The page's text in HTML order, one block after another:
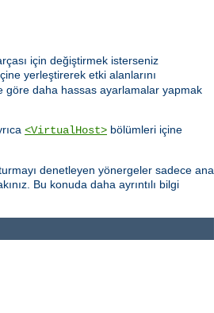
için değiştirmek isterseniz
yerleştirerek etki alanlarını
göre daha hassas ayarlamalar yapmak
<VirtualHost> bölümleri içine
denetleyen yönergeler sadece ana
Bu konuda daha ayrıntılı bilgi